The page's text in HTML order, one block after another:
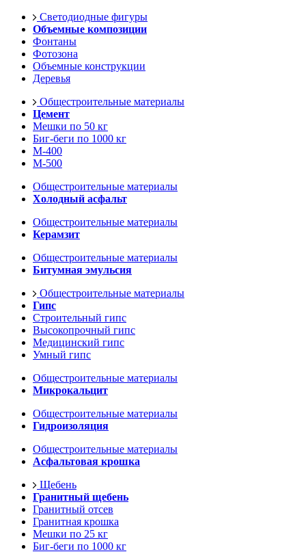
Светодиодные фигуры
Объемные композиции
Фонтаны
Фотозона
Объемные конструкции
Деревья
Общестроительные материалы
Цемент
Мешки по 50 кг
Биг-беги по 1000 кг
М-400
М-500
Общестроительные материалы
Холодный асфальт
Общестроительные материалы
Керамзит
Общестроительные материалы
Битумная эмульсия
Общестроительные материалы
Гипс
Строительный гипс
Высокопрочный гипс
Медицинский гипс
Умный гипс
Общестроительные материалы
Микрокальцит
Общестроительные материалы
Гидроизоляция
Общестроительные материалы
Асфальтовая крошка
Щебень
Гранитный щебень
Гранитный отсев
Гранитная крошка
Мешки по 25 кг
Биг-беги по 1000 кг